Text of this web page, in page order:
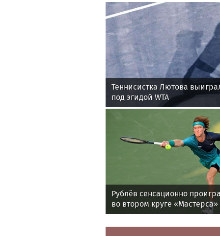
Теннисистка Лютова
под эгидой WTA
Рублёв сенсационно
во втором круге